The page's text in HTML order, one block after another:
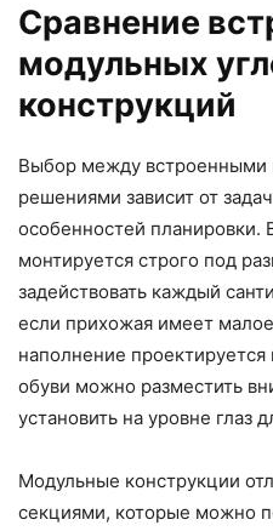
Сравнение
модульных
конструкций
Выбор между встроенными
решениями зависит от
особенностей планировки.
монтируется строго под
задействовать каждый
если прихожая имеет
наполнение
обуви можно разместить
установить на уровне глаз
Модульные конструкции
секциями, которые можно